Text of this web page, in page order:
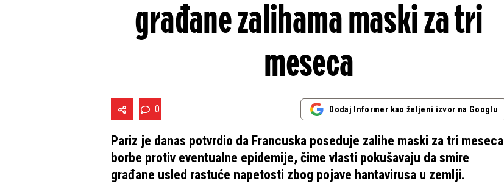
građane zalihama maski za tri
meseca
0 Dodaj Informer kao željeni izvor na Googlu
Pariz je danas potvrdio da Francuska poseduje zalihe maski za tri meseca
borbe protiv eventualne epidemije, čime vlasti pokušavaju da smire
građane usled rastuće napetosti zbog pojave hantavirusa u zemlji.